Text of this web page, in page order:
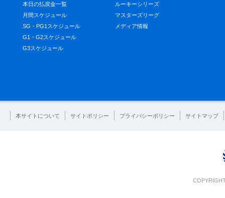
本日の払戻金一覧
月間スケジュール
SG・PG1スケジュール
G1・G2スケジュール
G3スケジュール
ルーキーシリーズ
マスターズリーグ
メディア情報
本サイトについて サイトポリシー プライバシーポリシー サイトマップ